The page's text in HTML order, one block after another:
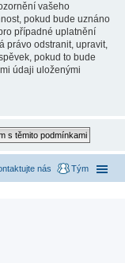
vašeho
pokud bude uznáno
případné uplatnění
právo odstranit, upravit,
pokud to bude
údaji uloženými
Tým
nás